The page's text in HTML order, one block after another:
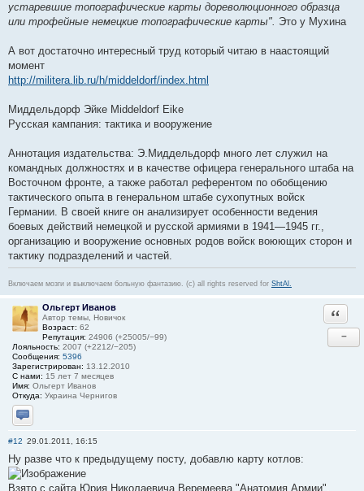
устаревшие топографические карты дореволюционного образца
или трофейные немецкие топографические карты". Это у Мухина
А вот достаточно интересный труд который читаю в наастоящий
момент
http://militera.lib.ru/h/middeldorf/index.html
Миддельдорф Эйке Middeldorf Eike
Русская кампания: тактика и вооружение
Аннотация издательства: Э.Миддельдорф много лет служил на
командных должностях и в качестве офицера генерального штаба на
Восточном фронте, а также работал референтом по обобщению
тактического опыта в генеральном штабе сухопутных войск
Германии. В своей книге он анализирует особенности ведения
боевых действий немецкой и русской армиями в 1941—1945 гг.,
организацию и вооружение основных родов войск воюющих сторон и
тактику подразделений и частей.
Включаем мозги и выключаем больную фантазию. (c) all rights reserved for ShtAl.
Ольгерт Иванов
Автор темы, Новичок
Возраст: 62
Репутация: 24906 (+25005/−99)
Лояльность: 2007 (+2212/−205)
Сообщения: 5396
Зарегистрирован: 13.12.2010
С нами: 15 лет 7 месяцев
Имя: Ольгерт Иванов
Откуда: Украина Чернигов
Отправить личное сообщение
−
#12 29.01.2011, 16:15
Ну разве что к предыдущему посту, добавлю карту котлов:
Взято с сайта Юрия Николаевича Веремеева "Анатомия Армии".